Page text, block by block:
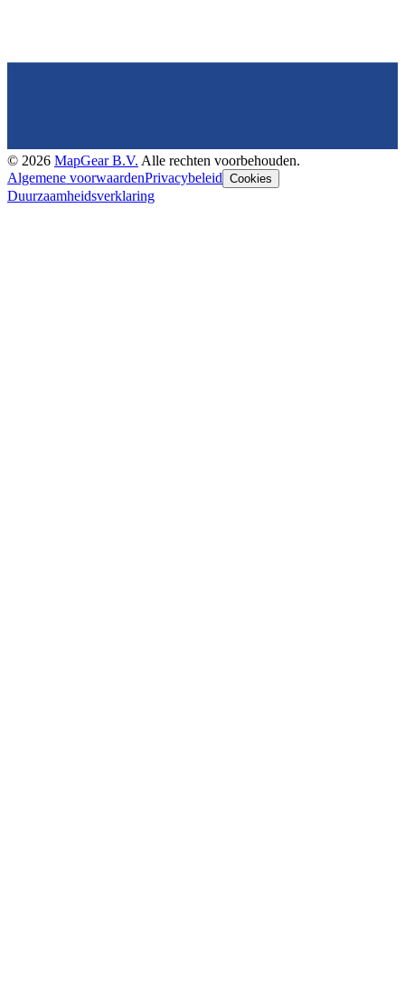
© 2026 MapGear B.V. Alle rechten voorbehouden.
Algemene voorwaardenPrivacybeleid Cookies
Duurzaamheidsverklaring